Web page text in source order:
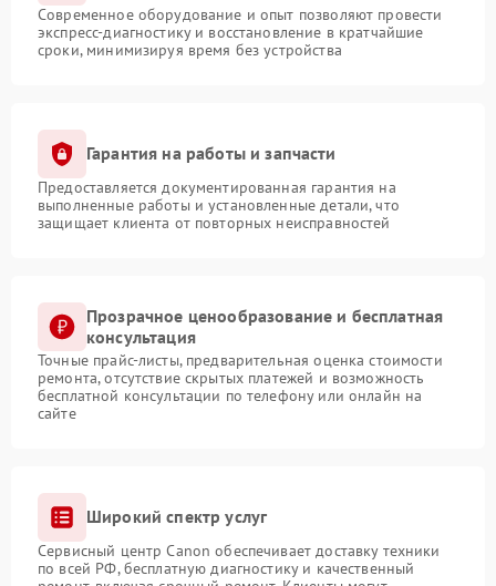
Современное оборудование и опыт позволяют провести
экспресс-диагностику и восстановление в кратчайшие
сроки, минимизируя время без устройства
Гарантия на работы и запчасти
Предоставляется документированная гарантия на
выполненные работы и установленные детали, что
защищает клиента от повторных неисправностей
Прозрачное ценообразование и бесплатная
консультация
Точные прайс-листы, предварительная оценка стоимости
ремонта, отсутствие скрытых платежей и возможность
бесплатной консультации по телефону или онлайн на
сайте
Широкий спектр услуг
Сервисный центр Canon обеспечивает доставку техники
по всей РФ, бесплатную диагностику и качественный